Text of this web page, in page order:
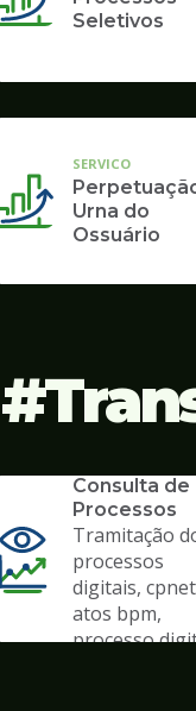
Seletivos
SERVICO
Urna do
Ossuário
Consulta de
Processos
Tramitação
processos
digitais,
atos bpm,
processo